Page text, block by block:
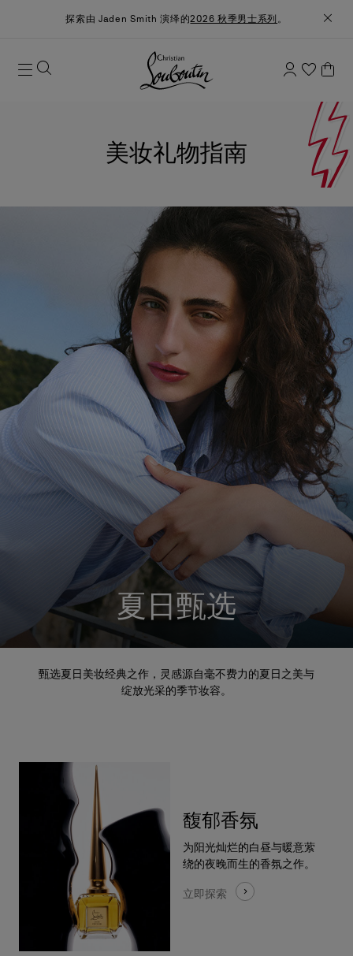
探索由 Jaden Smith 演绎的2026 秋季男士系列 。
美妆礼物指南
夏⽇甄选
甄选夏⽇美妆经典之作，灵感源⾃毫不费⼒的夏⽇之美与
绽放光采的季节妆容。
馥郁⾹氛
为阳光灿烂的⽩昼与暖意萦
绕的夜晚⽽⽣的⾹氛之作。
⽴即探索